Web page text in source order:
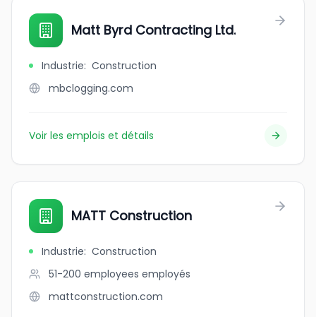
Matt Byrd Contracting Ltd.
Industrie: Construction
mbclogging.com
Voir les emplois et détails
MATT Construction
Industrie: Construction
51-200 employees employés
mattconstruction.com